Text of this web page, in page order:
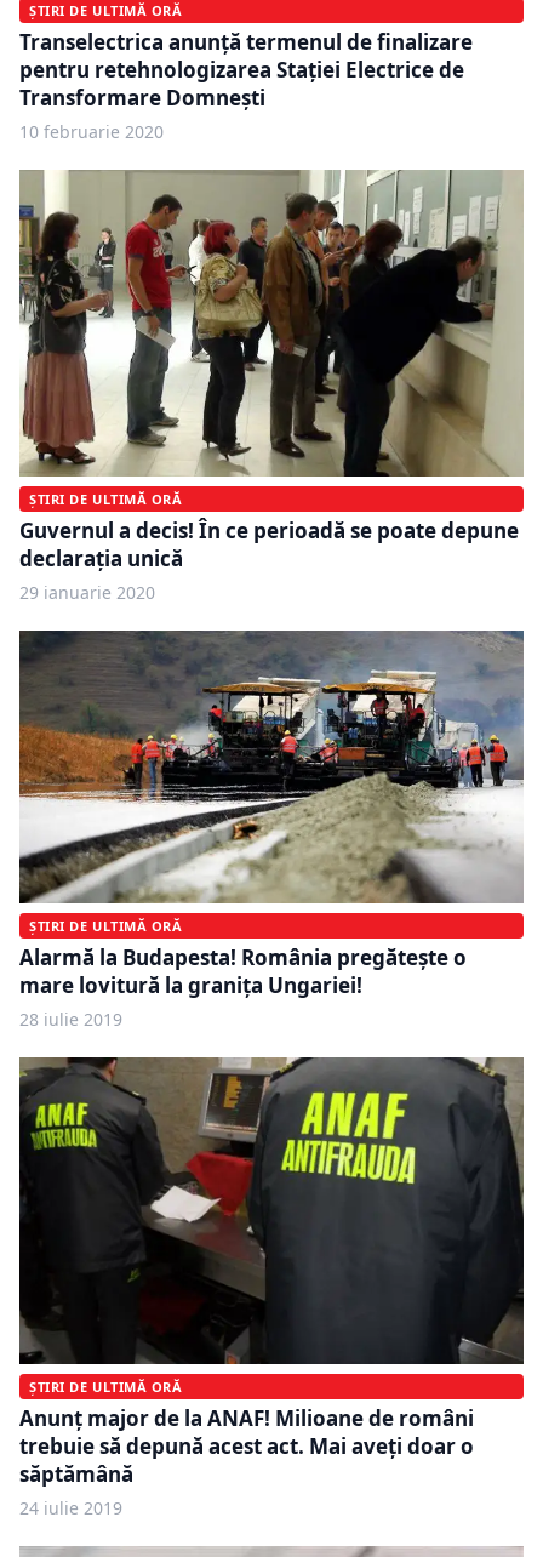
ȘTIRI DE ULTIMĂ ORĂ
Transelectrica anunță termenul de finalizare
pentru retehnologizarea Staţiei Electrice de
Transformare Domneşti
10 februarie 2020
ȘTIRI DE ULTIMĂ ORĂ
Guvernul a decis! În ce perioadă se poate depune
declarația unică
29 ianuarie 2020
ȘTIRI DE ULTIMĂ ORĂ
Alarmă la Budapesta! România pregătește o
mare lovitură la granița Ungariei!
28 iulie 2019
ȘTIRI DE ULTIMĂ ORĂ
Anunț major de la ANAF! Milioane de români
trebuie să depună acest act. Mai aveți doar o
săptămână
24 iulie 2019